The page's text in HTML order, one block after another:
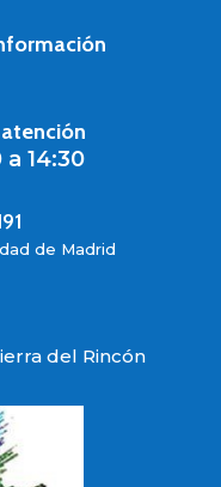
14:30
de Madrid
del Rincón